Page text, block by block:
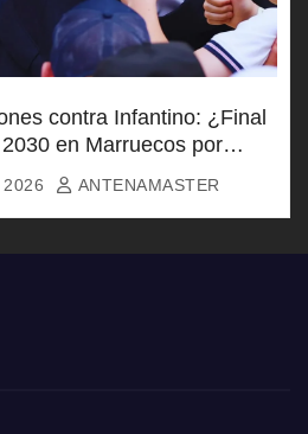
contra Infantino: ¿Final
en Marruecos por
ANTENAMASTER